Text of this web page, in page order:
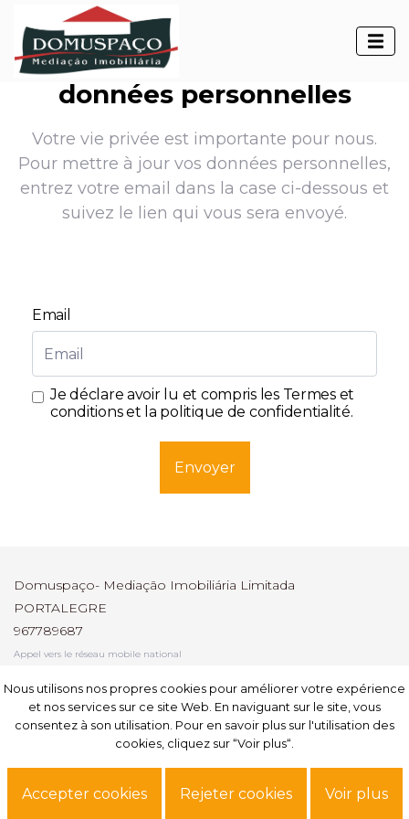
Nous utilisons nos propres cookies pour améliorer votre expérience
et nos services sur ce site Web. En naviguant sur le site, vous
consentez à son utilisation. Pour en savoir plus sur l'utilisation des
cookies, cliquez sur “Voir plus“.
Accepter cookies Rejeter cookies Voir plus
données personnelles
Votre vie privée est importante pour nous.
Pour mettre à jour vos données personnelles,
entrez votre email dans la case ci-dessous et
suivez le lien qui vous sera envoyé.
Email
Je déclare avoir lu et compris les Termes et
conditions et la politique de confidentialité.
Envoyer
Domuspaço- Mediação Imobiliária Limitada
PORTALEGRE
967789687
Appel vers le réseau mobile national
S'abonner
des conflits.Protection des donnés. Termes et conditions. données
Nous utilisons nos propres cookies pour améliorer votre expérience
et nos services sur ce site Web. En naviguant sur le site, vous
consentez à son utilisation. Pour en savoir plus sur l'utilisation des
cookies, cliquez sur “Voir plus“.
Accepter cookies Rejeter cookies Voir plus